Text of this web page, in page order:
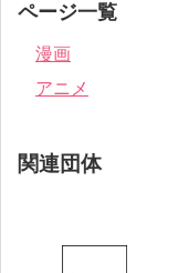
ページ一覧
漫画
アニメ
関連団体